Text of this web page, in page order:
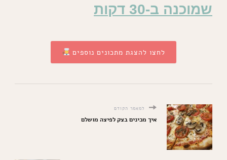
שמוכנה ב-30 דקות
לחצו להצגת מתכונים נוספים
למאמר הקודם
איך מכינים בצק לפיצה מושלם